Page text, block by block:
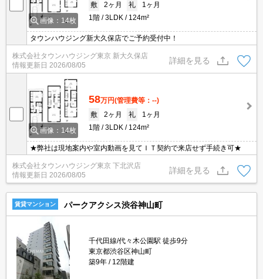
画像：14枚
敷
2ヶ月 礼
1ヶ月
1階
3LDK 124m²
タウンハウジング新大久保店でご予約受付中！
株式会社タウンハウジング東京 新大久保店
情報更新日 2026/08/05
詳細を見る
画像：14枚
58万円(管理費等：--)
敷
2ヶ月 礼
1ヶ月
1階
3LDK 124m²
★弊社は現地案内や室内動画を見てＩＴ契約で来店せず手続き可★
株式会社タウンハウジング東京 下北沢店
情報更新日 2026/08/05
詳細を見る
賃貸マンション パークアクシス渋谷神山町
千代田線/代々木公園駅 徒歩9分
東京都渋谷区神山町
築9年
12階建